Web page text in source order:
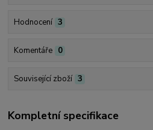
Hodnocení 3
Komentáře 0
Související zboží 3
Kompletní specifikace